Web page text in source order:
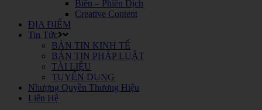
Biên – Phiên Dịch
Creative Content
ĐỊA ĐIỂM
Tin Tức
BẢN TIN KINH TẾ
BẢN TIN PHÁP LUẬT
TÀI LIỆU
TUYỂN DỤNG
Nhượng Quyền Thương Hiệu
Liên Hệ